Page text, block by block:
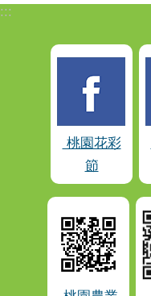
:::
桃園花彩
節